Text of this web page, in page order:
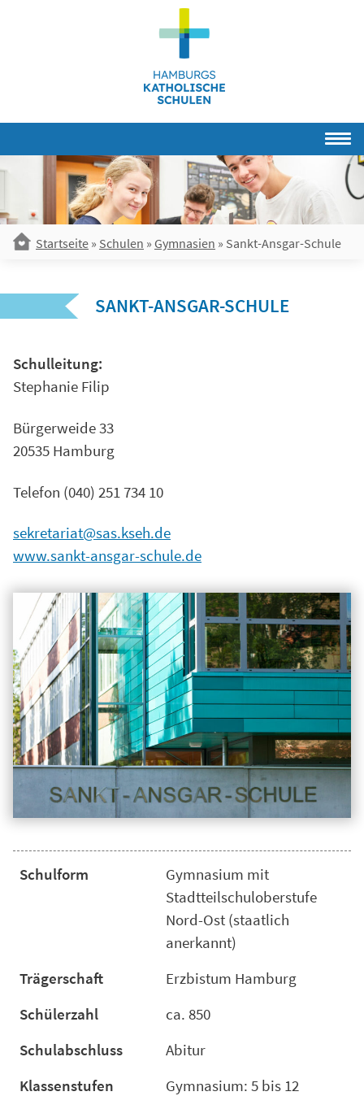
Startseite » Schulen » Gymnasien » Sankt-Ansgar-Schule
SANKT-ANSGAR-SCHULE
Schulleitung:
Stephanie Filip
Bürgerweide 33
20535 Hamburg
Telefon (040) 251 734 10
sekretariat@sas.kseh.de
www.sankt-ansgar-schule.de
Schulform
Gymnasium mit
Stadtteilschuloberstufe
Nord-Ost (staatlich
anerkannt)
Trägerschaft
Erzbistum Hamburg
Schülerzahl
ca. 850
Schulabschluss
Abitur
Klassenstufen
Gymnasium: 5 bis 12